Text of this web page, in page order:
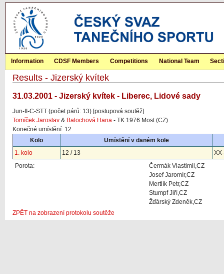
Information CDSF Members Competitions National Team
Results - Jizerský kvítek
31.03.2001 - Jizerský kvítek - Liberec, Lidové sady
Jun-II-C-STT (počet párů: 13) [postupová soutěž]
Tomíček Jaroslav & Balochová Hana - TK 1976 Most (CZ)
Konečné umístění: 12
Kolo
Umístění v daném kole
1. kolo
12 / 13
Porota:
Čermák Vlastimil,CZ
Josef Jaromír,CZ
Mertlík Petr,CZ
Stumpf Jiří,CZ
Žďárský Zdeněk,CZ
ZPĚT na zobrazení protokolu soutěže